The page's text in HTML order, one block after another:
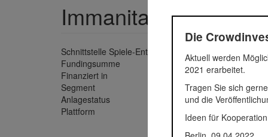
Immanitas
Schnittstelle Spiele-Entwicklern und Distribution
Fundingsumme
Finanziert in
2012
Segment
Anlagestatus
Aktiv
Plattform
Die
Aktuell werden
2021 erarbeitet.
Tragen Sie sich
und die
Ideen für